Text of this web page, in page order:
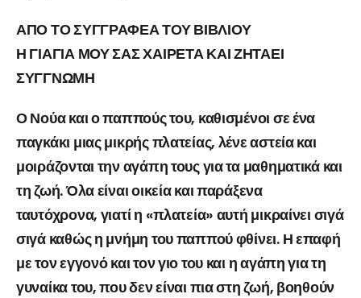
ΑΠΟ ΤΟ ΣΥΓΓΡΑΦΕΑ ΤΟΥ ΒΙΒΛΙΟΥ
Η ΓΙΑΓΙΑ ΜΟΥ ΣΑΣ ΧΑΙΡΕΤΑ ΚΑΙ ΖΗΤΑΕΙ
ΣΥΓΓΝΩΜΗ
Ο Νούα και ο παππούς του, καθισμένοι σε ένα
παγκάκι μιας μικρής πλατείας, λένε αστεία και
μοιράζονται την αγάπη τους για τα μαθηματικά και
τη ζωή. Όλα είναι οικεία και παράξενα
ταυτόχρονα, γιατί η «πλατεία» αυτή μικραίνει σιγά
σιγά καθώς η μνήμη του παππού φθίνει. Η επαφή
με τον εγγονό και τον γιο του και η αγάπη για τη
γυναίκα του, που δεν είναι πια στη ζωή, βοηθούν